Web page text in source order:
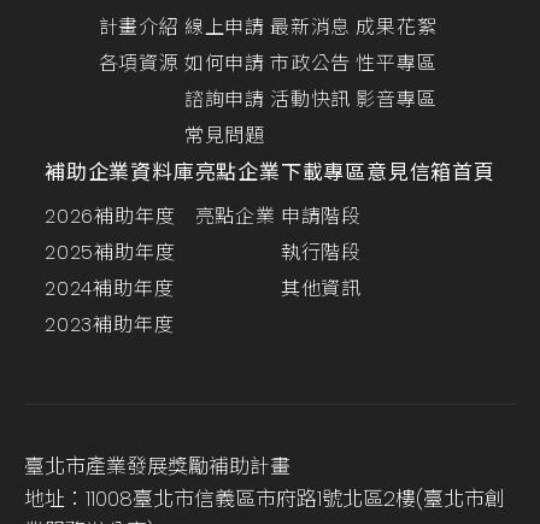
計畫介紹
各項資源
線上申請
如何申請
諮詢申請
常見問題
最新消息
市政公告
活動快訊
成果花絮
性平專區
影音專區
補助企業資料庫
2026補助年度
2025補助年度
2024補助年度
2023補助年度
亮點企業
亮點企業
下載專區
申請階段
執行階段
其他資訊
意見信箱首頁
臺北市產業發展獎勵補助計畫
地址：11008臺北市信義區市府路1號北區2樓(臺北市創